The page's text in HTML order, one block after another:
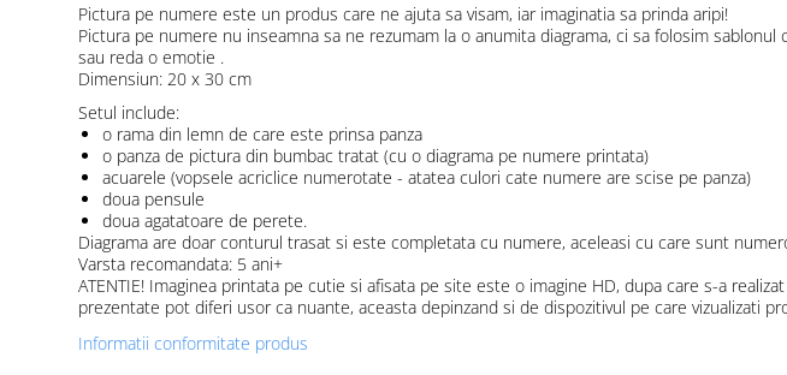
Pictura pe numere este un produs care ne ajuta sa visam, iar imaginatia sa prinda aripi!
Pictura pe numere nu inseamna sa ne rezumam la o anumita diagrama, ci sa folosim
sau reda o emotie .
Dimensiun: 20 x 30 cm
Setul include:
o rama din lemn de care este prinsa panza
o panza de pictura din bumbac tratat (cu o diagrama pe numere printata)
acuarele (vopsele acriclice numerotate - atatea culori cate numere are scise pe panza)
doua pensule
doua agatatoare de perete.
Diagrama are doar conturul trasat si este completata cu numere, aceleasi cu care sunt
Varsta recomandata: 5 ani+
ATENTIE! Imaginea printata pe cutie si afisata pe site este o imagine HD, dupa care s-a
prezentate pot diferi usor ca nuante, aceasta depinzand si de dispozitivul pe care vizualizati
Informatii conformitate produs